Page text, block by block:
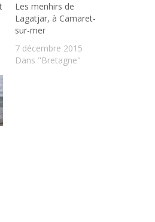
Les menhirs de
Lagatjar, à Camaret-
sur-mer
7 décembre 2015
Dans "Bretagne"